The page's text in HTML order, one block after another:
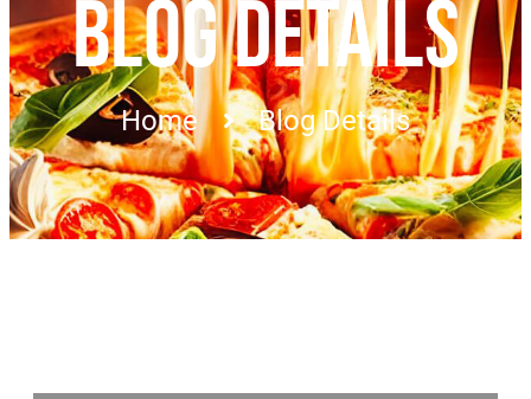
BLOG DETAILS
Home Blog Details